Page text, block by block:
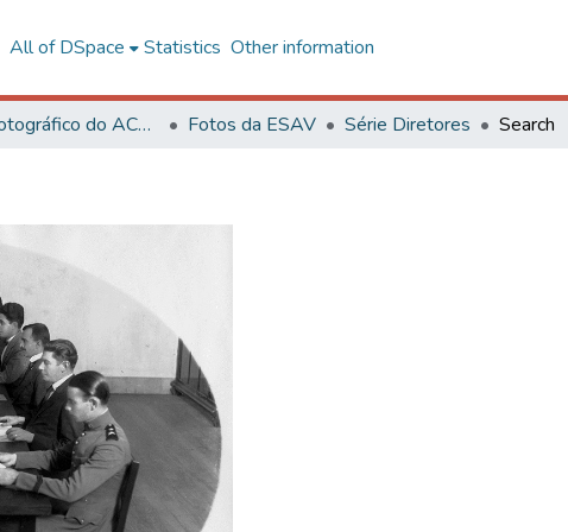
All of DSpace Statistics Other information
Acervo Fotográfico do ACH-UFV Fotos da ESAV Série Diretores Search